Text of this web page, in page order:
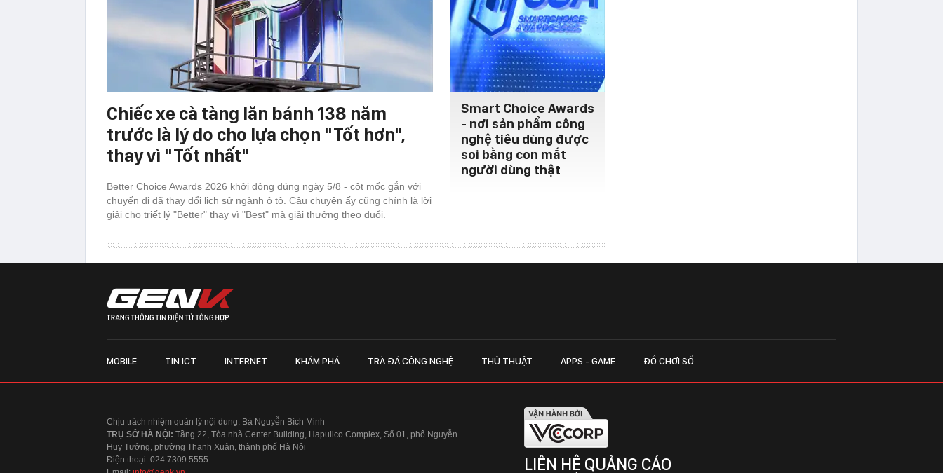
Chiếc xe cà tàng lăn bánh 138 năm
trước là lý do cho lựa chọn "Tốt hơn",
thay vì "Tốt nhất"
Better Choice Awards 2026 khởi động đúng ngày 5/8 - cột mốc gắn với
chuyến đi đã thay đổi lịch sử ngành ô tô. Câu chuyện ấy cũng chính là lời
giải cho triết lý "Better" thay vì "Best" mà giải thưởng theo đuổi.
Smart Choice Awards
- nơi sản phẩm công
nghệ tiêu dùng được
soi bằng con mắt
người dùng thật
MOBILE TIN ICT INTERNET KHÁM PHÁ TRÀ ĐÁ CÔNG NGHỆ THỦ THUẬT APPS - GAME ĐỒ CHƠI SỐ
Chịu trách nhiệm quản lý nội dung: Bà Nguyễn Bích Minh
TRỤ SỞ HÀ NỘI: Tầng 22, Tòa nhà Center Building, Hapulico Complex, Số 01, phố Nguyễn
Huy Tưởng, phường Thanh Xuân, thành phố Hà Nội
Điện thoại: 024 7309 5555.
LIÊN HỆ QUẢNG CÁO